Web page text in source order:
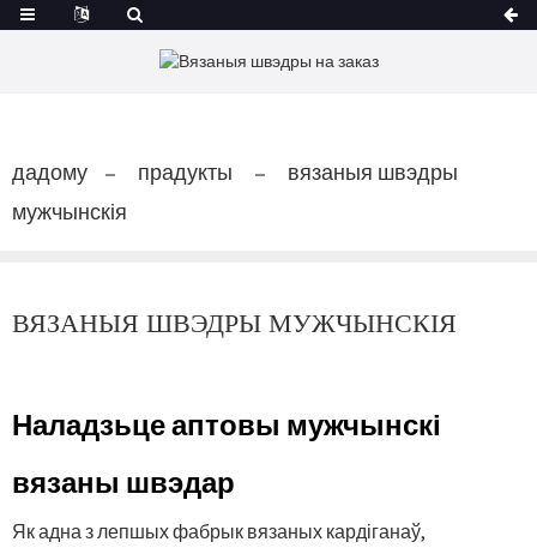
дадому прадукты
вязаныя швэдры
мужчынскія
ВЯЗАНЫЯ ШВЭДРЫ МУЖЧЫНСКІЯ
Наладзьце аптовы мужчынскі
вязаны швэдар
Як адна з лепшых фабрык вязаных кардіганаў,